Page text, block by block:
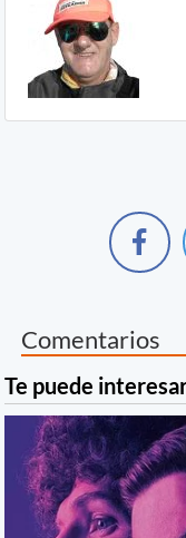
Comentarios